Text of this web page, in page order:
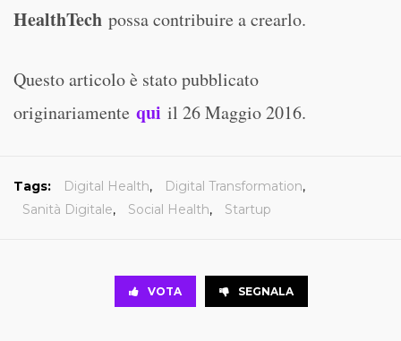
HealthTech possa contribuire a crearlo.
Questo articolo è stato pubblicato
originariamente qui il 26 Maggio 2016.
Tags: Digital Health, Digital Transformation,
Sanità Digitale, Social Health, Startup
VOTA SEGNALA